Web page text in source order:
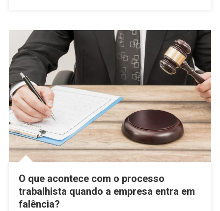
O que acontece com o processo
trabalhista quando a empresa entra em
falência?